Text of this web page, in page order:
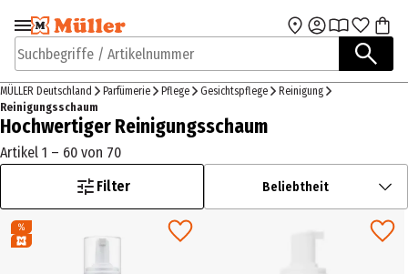
Zur Navigation
springen
Zum Hauptinhalt
Suchbegriffe / Artikelnummer
MÜLLER Deutschland Parfümerie Pflege Gesichtspflege
Reinigung
Reinigungsschaum
Hochwertiger Reinigungsschaum
Artikel 1 – 60 von 70
Filter
Beliebtheit